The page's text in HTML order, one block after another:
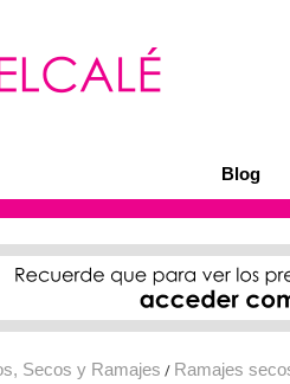
Blog
Secos y Ramajes / Ramajes